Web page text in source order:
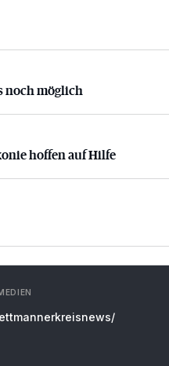
möglich
noch möglich
hoffen auf Hilfe
hoffen auf Hilfe